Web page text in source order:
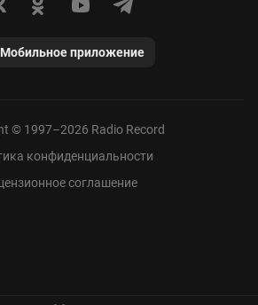
Мобильное приложение
© 1997–2026 Radio Record
конфиденциальности
соглашение